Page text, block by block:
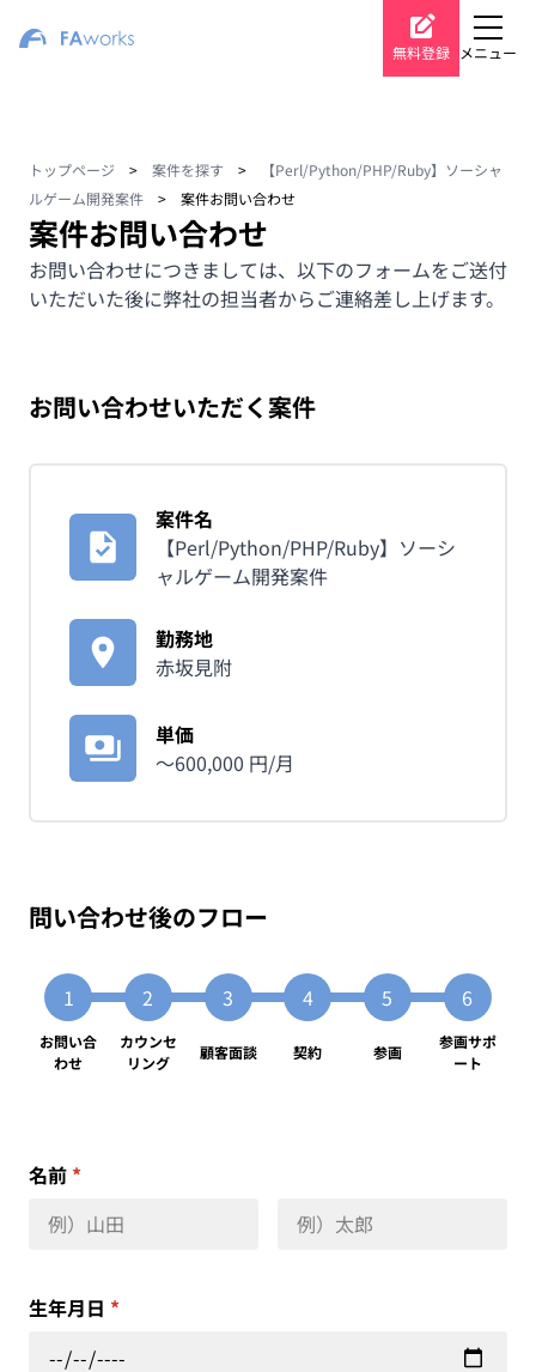
無料登録 メニュー
トップページ > 案件を探す >
【Perl/Python/PHP/Ruby】ソーシャ
ルゲーム開発案件
> 案件お問い合わせ
案件お問い合わせ
お問い合わせにつきましては、以下のフォームをご送付
いただいた後に弊社の担当者からご連絡差し上げます。
お問い合わせいただく案件
案件名
【Perl/Python/PHP/Ruby】ソーシ
ャルゲーム開発案件
勤務地
赤坂見附
単価
〜600,000 円/月
問い合わせ後のフロー
お問い合
わせ
カウンセ
リング
顧客面談 契約 参画
参画サポ
ート
名前 *
生年月日 *